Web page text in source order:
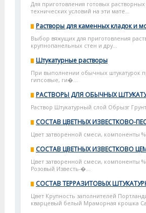
Для приготовления готовых
технических условий на эти мате...
Растворы для каменных кладок и
Выбор вяжущих для приготовления
крупнопанельных стен и дру...
Штукатурные растворы
При выполнении обычных штукатурок
гипсовые, ги�...
РАСТВОРЫ ДЛЯ ОБЫЧНЫХ
Раствор Штукатурный слой Обрызг
СОСТАВ ЦВЕТНЫХ ИЗВЕСТКОВО-
Цвет затворенной смеси, компоненты
СОСТАВ ЦВЕТНЫХ ИЗВЕСТКОВО
Цвет затворенной смеси, компоненты
Розовый Известь-�...
СОСТАВ ТЕРРАЗИТОВЫХ
Цвет Крупность заполнителей
кварцевый белый Мраморная крошка